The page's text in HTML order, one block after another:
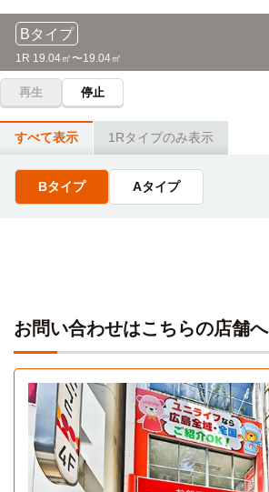
Bタイプ
1R 19.04㎡〜19.04㎡
Bタイプ
1R 19.04㎡〜19.04㎡
再生 停止
すべて表示 1Rタイプのみ表示
Bタイプ Aタイプ
お問い合わせはこちらの店舗へ